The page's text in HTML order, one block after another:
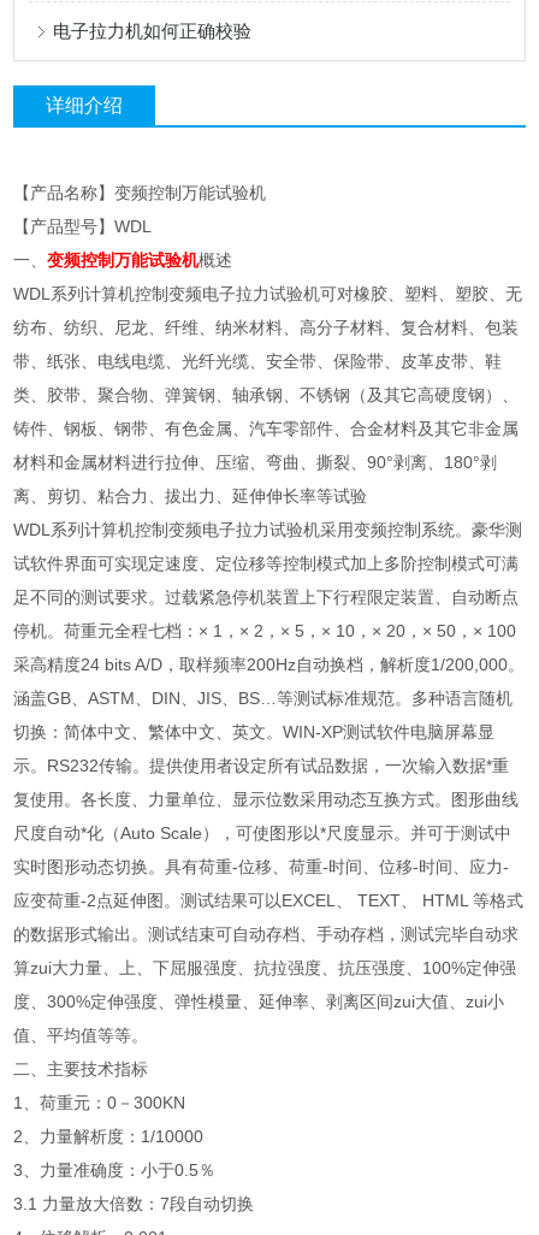
电子拉力机如何正确校验
详细介绍
【产品名称】变频控制万能试验机
【产品型号】WDL
一、变频控制万能试验机概述
WDL系列计算机控制变频电子拉力试验机可对橡胶、塑料、塑胶、无
纺布、纺织、尼龙、纤维、纳米材料、高分子材料、复合材料、包装
带、纸张、电线电缆、光纤光缆、安全带、保险带、皮革皮带、鞋
类、胶带、聚合物、弹簧钢、轴承钢、不锈钢（及其它高硬度钢）、
铸件、钢板、钢带、有色金属、汽车零部件、合金材料及其它非金属
材料和金属材料进行拉伸、压缩、弯曲、撕裂、90°剥离、180°剥
离、剪切、粘合力、拔出力、延伸伸长率等试验
WDL系列计算机控制变频电子拉力试验机采用变频控制系统。豪华测
试软件界面可实现定速度、定位移等控制模式加上多阶控制模式可满
足不同的测试要求。过载紧急停机装置上下行程限定装置、自动断点
停机。荷重元全程七档：× 1，× 2，× 5，× 10，× 20，× 50，× 100
采高精度24 bits A/D，取样频率200Hz自动换档，解析度1/200,000。
涵盖GB、ASTM、DIN、JIS、BS…等测试标准规范。多种语言随机
切换：简体中文、繁体中文、英文。WIN-XP测试软件电脑屏幕显
示。RS232传输。提供使用者设定所有试品数据，一次输入数据*重
复使用。各长度、力量单位、显示位数采用动态互换方式。图形曲线
尺度自动*化（Auto Scale），可使图形以*尺度显示。并可于测试中
实时图形动态切换。具有荷重-位移、荷重-时间、位移-时间、应力-
应变荷重-2点延伸图。测试结果可以EXCEL、 TEXT、 HTML 等格式
的数据形式输出。测试结束可自动存档、手动存档，测试完毕自动求
算zui大力量、上、下屈服强度、抗拉强度、抗压强度、100%定伸强
度、300%定伸强度、弹性模量、延伸率、剥离区间zui大值、zui小
值、平均值等等。
二、 主要技术指标
1、荷重元：0－300KN
2、力量解析度：1/10000
3、力量准确度：小于0.5％
3.1 力量放大倍数：7段自动切换